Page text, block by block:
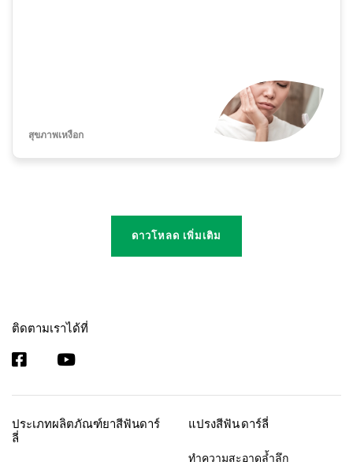
สุขภาพเหงือก
ดาวโหลด เพิ่มเติม
ติดตามเราได้ที่
ประเภทผลิตภัณฑ์ยาสีฟันดาร์
ลี่
แปรงสีฟัน ดาร์ลี่
ทำความสะอาดล้ำลึก